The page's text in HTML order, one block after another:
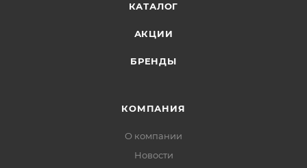
КАТАЛОГ
АКЦИИ
БРЕНДЫ
КОМПАНИЯ
О компании
Новости